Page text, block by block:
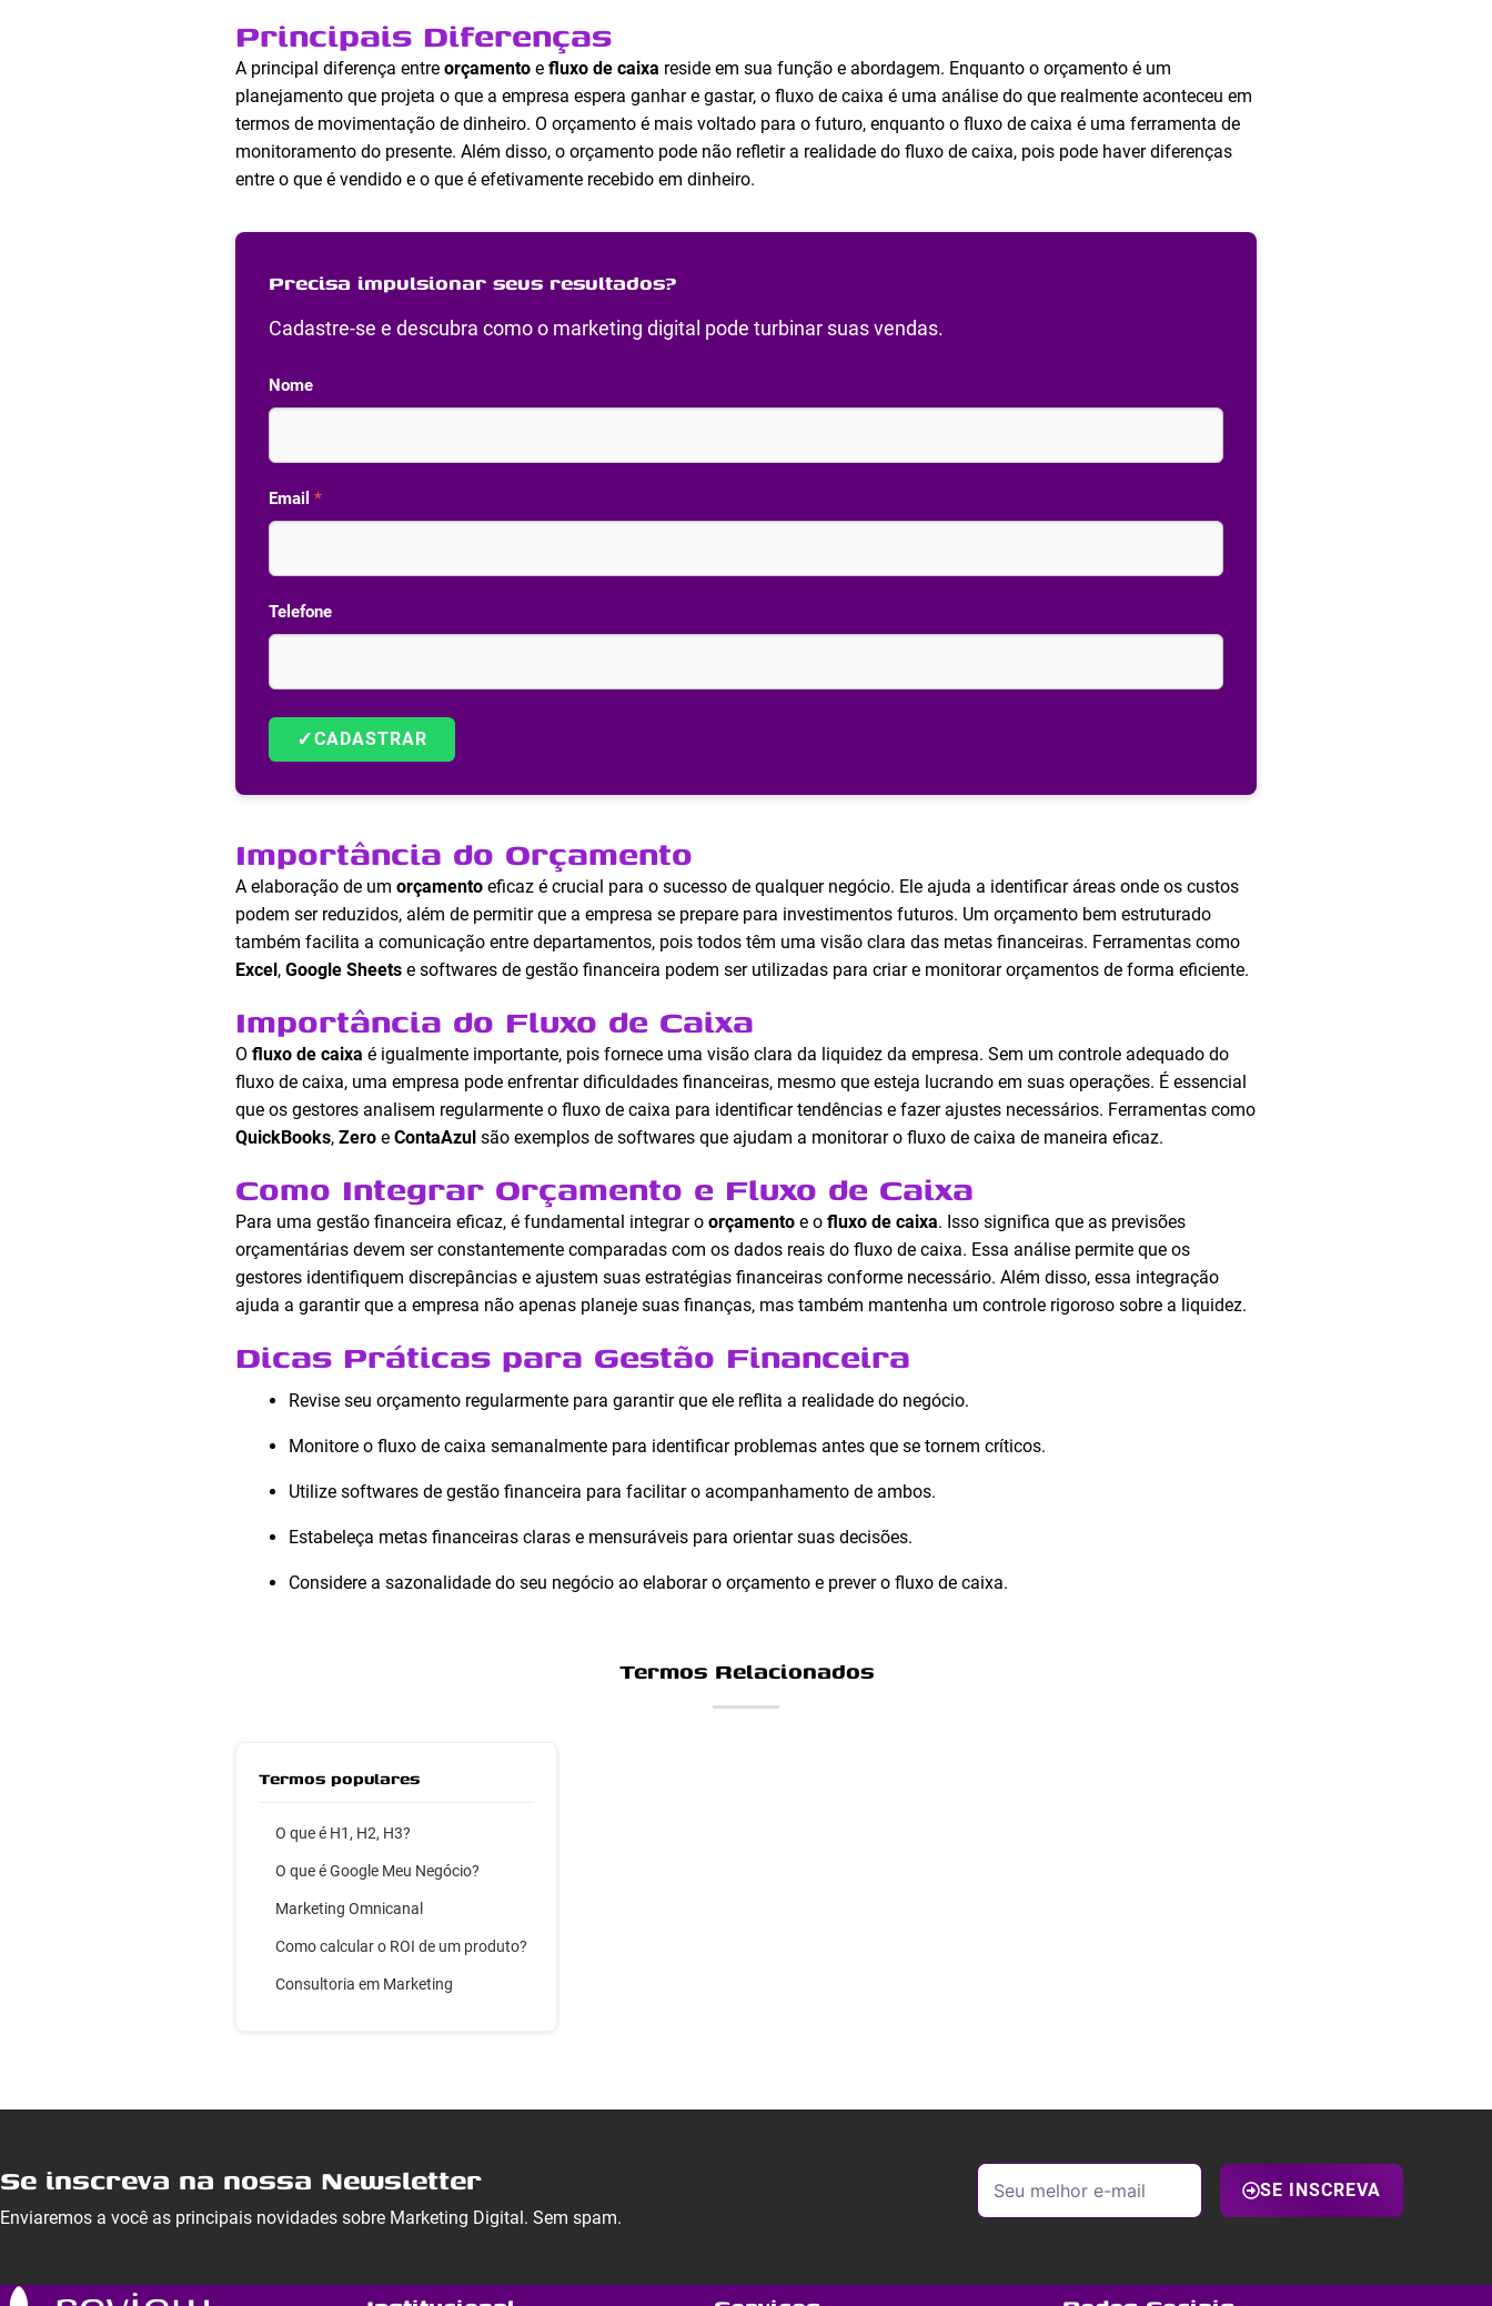
Principais Diferenças
A principal diferença entre orçamento e fluxo de caixa reside em sua função e abordagem. Enquanto o orçamento é um
planejamento que projeta o que a empresa espera ganhar e gastar, o fluxo de caixa é uma análise do que realmente aconteceu em
termos de movimentação de dinheiro. O orçamento é mais voltado para o futuro, enquanto o fluxo de caixa é uma ferramenta de
monitoramento do presente. Além disso, o orçamento pode não refletir a realidade do fluxo de caixa, pois pode haver diferenças
entre o que é vendido e o que é efetivamente recebido em dinheiro.
Precisa impulsionar seus resultados?
Cadastre-se e descubra como o marketing digital pode turbinar suas vendas.
Nome
Email *
Telefone
✓CADASTRAR
Importância do Orçamento
A elaboração de um orçamento eficaz é crucial para o sucesso de qualquer negócio. Ele ajuda a identificar áreas onde os custos
podem ser reduzidos, além de permitir que a empresa se prepare para investimentos futuros. Um orçamento bem estruturado
também facilita a comunicação entre departamentos, pois todos têm uma visão clara das metas financeiras. Ferramentas como
Excel, Google Sheets e softwares de gestão financeira podem ser utilizadas para criar e monitorar orçamentos de forma eficiente.
Importância do Fluxo de Caixa
O fluxo de caixa é igualmente importante, pois fornece uma visão clara da liquidez da empresa. Sem um controle adequado do
fluxo de caixa, uma empresa pode enfrentar dificuldades financeiras, mesmo que esteja lucrando em suas operações. É essencial
que os gestores analisem regularmente o fluxo de caixa para identificar tendências e fazer ajustes necessários. Ferramentas como
QuickBooks, Zero e ContaAzul são exemplos de softwares que ajudam a monitorar o fluxo de caixa de maneira eficaz.
Como Integrar Orçamento e Fluxo de Caixa
Para uma gestão financeira eficaz, é fundamental integrar o orçamento e o fluxo de caixa. Isso significa que as previsões
orçamentárias devem ser constantemente comparadas com os dados reais do fluxo de caixa. Essa análise permite que os
gestores identifiquem discrepâncias e ajustem suas estratégias financeiras conforme necessário. Além disso, essa integração
ajuda a garantir que a empresa não apenas planeje suas finanças, mas também mantenha um controle rigoroso sobre a liquidez.
Dicas Práticas para Gestão Financeira
Revise seu orçamento regularmente para garantir que ele reflita a realidade do negócio.
Monitore o fluxo de caixa semanalmente para identificar problemas antes que se tornem críticos.
Utilize softwares de gestão financeira para facilitar o acompanhamento de ambos.
Estabeleça metas financeiras claras e mensuráveis para orientar suas decisões.
Considere a sazonalidade do seu negócio ao elaborar o orçamento e prever o fluxo de caixa.
Termos Relacionados
Termos populares
O que é H1, H2, H3?
O que é Google Meu Negócio?
Marketing Omnicanal
Como calcular o ROI de um produto?
Consultoria em Marketing
Se inscreva na nossa Newsletter
Enviaremos a você as principais novidades sobre Marketing Digital. Sem spam.
SE INSCREVA